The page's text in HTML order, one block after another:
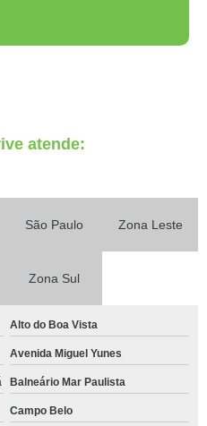
atende:
São Paulo Zona Leste
Zona Sul
Alto do Boa Vista
Avenida Miguel Yunes
Balneário Mar Paulista
Campo Belo